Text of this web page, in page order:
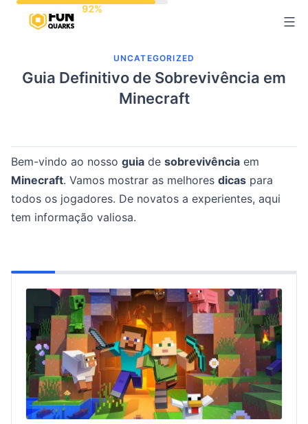
conteúdo
UNCATEGORIZED
Guia Definitivo de Sobrevivência em
Minecraft
Bem-vindo ao nosso guia de sobrevivência em
Minecraft. Vamos mostrar as melhores dicas para
todos os jogadores. De novatos a experientes, aqui
tem informação valiosa.